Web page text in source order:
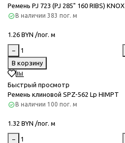
Ремень PJ 723 (PJ 285" 160 RIBS) KNOX
В наличии 383 пог. м
1.26 BYN /пог. м
−
В корзину
Быстрый просмотр
Ремень клиновой SPZ-562 Lp HIMPT
В наличии 100 пог. м
1.32 BYN /пог. м
−